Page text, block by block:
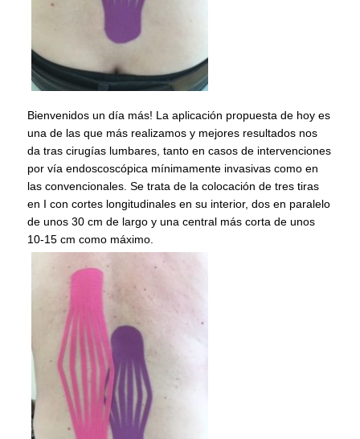
Bienvenidos un día más! La aplicación propuesta de hoy es
una de las que más realizamos y mejores resultados nos
da tras cirugías lumbares, tanto en casos de intervenciones
por vía endoscoscópica mínimamente invasivas como en
las convencionales. Se trata de la colocación de tres tiras
en I con cortes longitudinales en su interior, dos en paralelo
de unos 30 cm de largo y una central más corta de unos
10-15 cm como máximo.